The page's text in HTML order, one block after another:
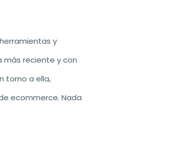
y
más reciente y con
torno a ella,
ecommerce. Nada